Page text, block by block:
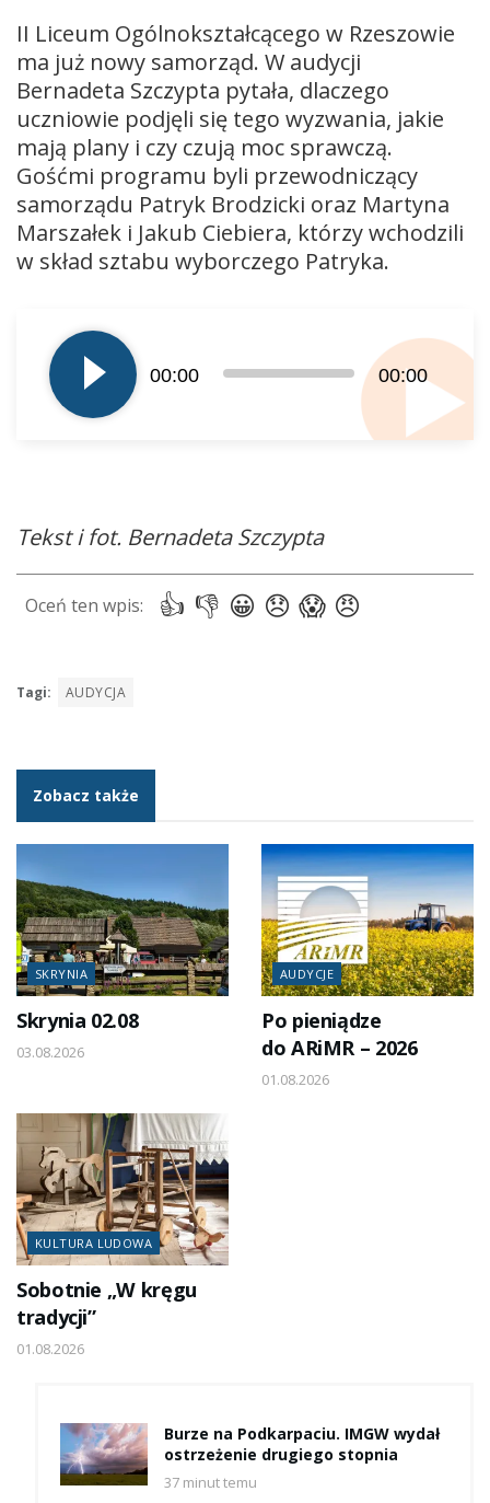
II Liceum Ogólnokształcącego w Rzeszowie
ma już nowy samorząd. W audycji
Bernadeta Szczypta pytała, dlaczego
uczniowie podjęli się tego wyzwania, jakie
mają plany i czy czują moc sprawczą.
Gośćmi programu byli przewodniczący
samorządu Patryk Brodzicki oraz Martyna
Marszałek i Jakub Ciebiera, którzy wchodzili
w skład sztabu wyborczego Patryka.
plików
dźwiękowych
00:00 00:00
Tekst i fot. Bernadeta Szczypta
Tagi: AUDYCJA
Zobacz także
SKRYNIA
Skrynia 02.08
03.08.2026
AUDYCJE
Po pieniądze
do ARiMR – 2026
01.08.2026
KULTURA LUDOWA
Sobotnie „W kręgu
tradycji”
01.08.2026
Burze na Podkarpaciu. IMGW wydał
ostrzeżenie drugiego stopnia
37 minut temu